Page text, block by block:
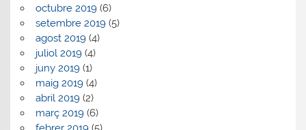
octubre 2019(6)
setembre 2019(5)
agost 2019(4)
juliol 2019(4)
juny 2019(1)
maig 2019(4)
abril 2019(2)
març 2019(6)